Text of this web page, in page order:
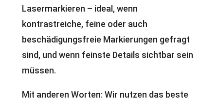
Lasermarkieren – ideal, wenn
kontrastreiche, feine oder auch
beschädigungsfreie Markierungen gefragt
sind, und wenn feinste Details sichtbar sein
müssen.
Mit anderen Worten: Wir nutzen das beste